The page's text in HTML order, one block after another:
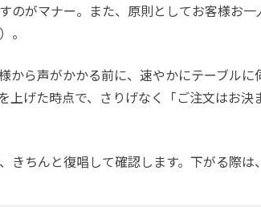
のがマナー。また、原則としてお客様お
。
から声がかかる前に、速やかにテーブル
上げた時点で、さりげなく「ご注文はお
ちんと復唱して確認します。下がる際は